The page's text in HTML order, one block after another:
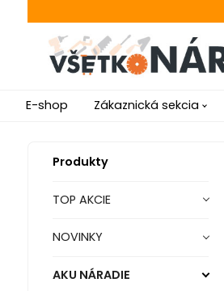
E-shop Zákaznická sekcia
Produkty
TOP AKCIE
NOVINKY
AKU NÁRADIE